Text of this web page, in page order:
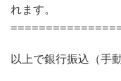
れます。
以上で銀行振込（手